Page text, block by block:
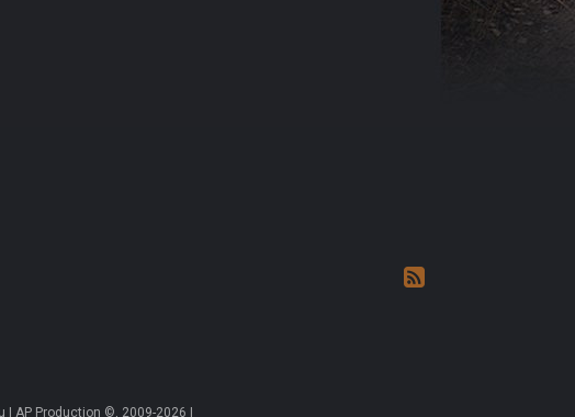
| AP Production ©, 2009-2026 |